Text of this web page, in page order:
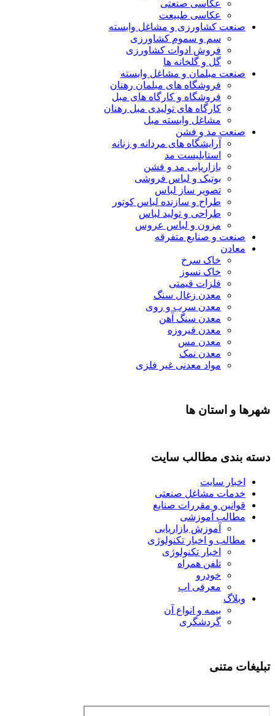
عکاسی صنعتی
عکاسی طبیعت
صنعت کشاورزی و مشاغل وابسته
سم و سموم کشاورزی
فروش ادوات کشاورزی
گل و گلخانه ها
صنعت مبلمان و مشاغل وابسته
فروشگاه های مبلمان رهنان
فروشگاه و کارگاه های مبل
کارگاه های تولیدی مبل رهنان
مشاغل وابسته مبل
صنعت مد و فشن
آرایشگاه های مردانه و زنانه
استایلیست مد
بازاریابی مد و فشن
بوتیک و لباس فروشی
تصویر ساز لباس
طراح و سازنده لباس کوتور
طراحی و تولید لباس
مزون و لباس عروس
صنعت و صنایع متفرقه
معادن
خاک سرخ
خاک نسوز
فلزات قیمتی
معدن زغال سنگ
معدن سرب و روی
معدن سنگ آهن
معدن فیروزه
معدن مس
معدن نمک
مواد معدنی غیر فلزی
شهرها و استان ها
دسته بندی مطالب سایت
اخبار سایت
خدمات مشاغل صنعتی
قوانین و مقررات صنایع
مطالب آموزشی
آموزش بازاریابی
مطالب و اخبار تکنولوژی
اخبار تکنولوژی
تلفن همراه
خودرو
معرفی اپ
وبلاگ
بیمه و انواع آن
گردشگری
تبلیغات متنی